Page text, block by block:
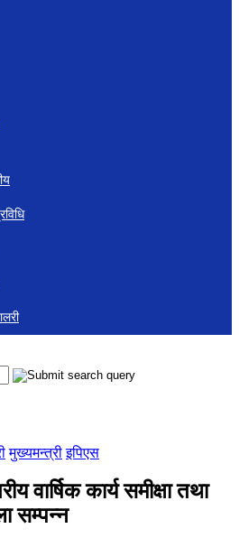
मुख्यमन्त्री इपिएस
वार्षिक कार्य समीक्षा तथा
सम्पन्न